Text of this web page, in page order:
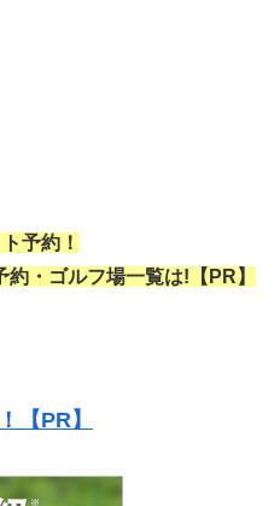
予約！
・ゴルフ場一覧は!【PR】
【PR】